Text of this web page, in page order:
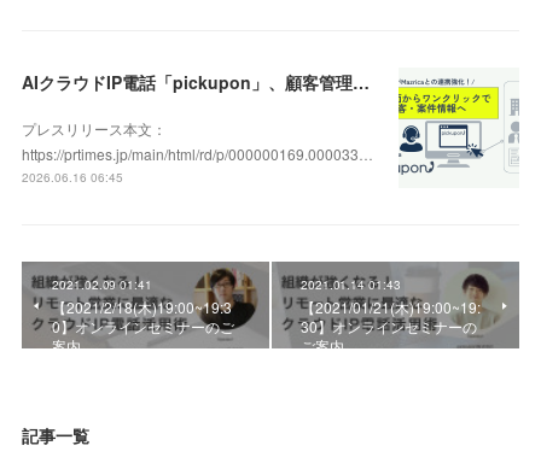
AIクラウドIP電話「pickupon」、顧客管理システム「Mazrica」上の顧客や案件の詳細情報へワンクリックで遷移できる新機能を追加
プレスリリース本文：
https://prtimes.jp/main/html/rd/p/000000169.000033…
2026.06.16 06:45
2021.02.09 01:41
【2021/2/18(木)19:00~19:3
0】オンラインセミナーのご
案内
2021.01.14 01:43
【2021/01/21(木)19:00~19:
30】オンラインセミナーの
ご案内
記事一覧